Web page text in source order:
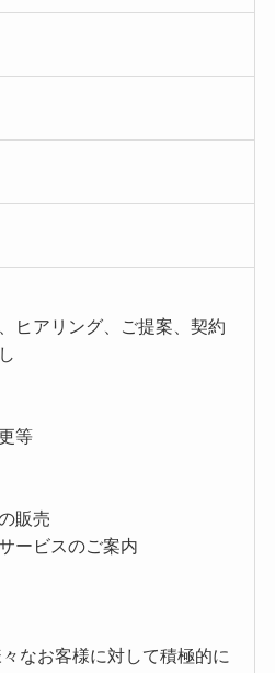
ヒアリング、ご提案、契約
等
販売
ービスのご案内
なお客様に対して積極的に